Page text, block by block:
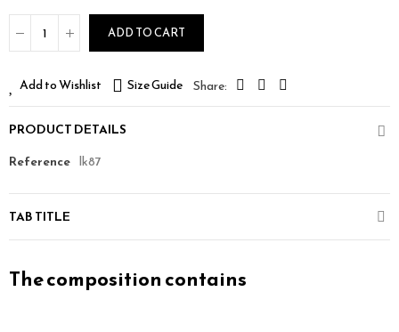
ADD TO CART
Add to Wishlist Size Guide
PRODUCT DETAILS
Reference lk87
TAB TITLE
The composition contains